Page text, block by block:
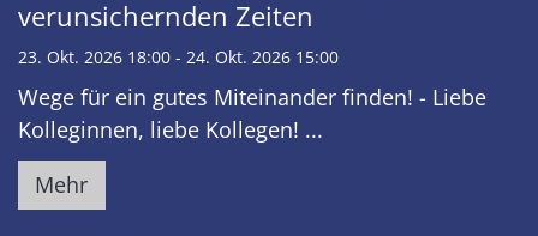
verunsichernden Zeiten
23. Okt. 2026 18:00 - 24. Okt. 2026 15:00
Wege für ein gutes Miteinander finden! - Liebe
Kolleginnen, liebe Kollegen! ...
Mehr